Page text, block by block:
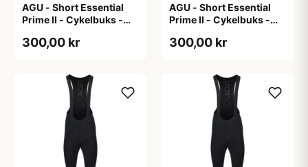
AGU - Short Essential
Prime II - Cykelbuks -
300,00 kr
AGU - Short Essential
Prime II - Cykelbuks -
300,00 kr